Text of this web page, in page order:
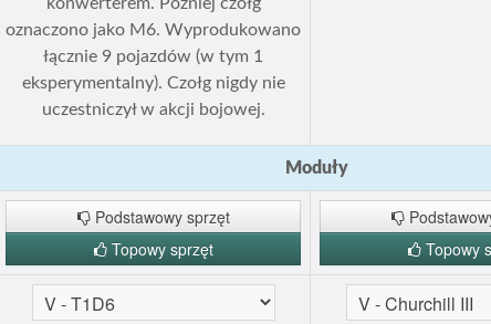
oznaczono jako M6. Wyprodukowano
łącznie 9 pojazdów (w tym 1
eksperymentalny). Czołg nigdy nie
uczestniczył w akcji bojowej.
Moduły
Podstawowy sprzęt
Topowy sprzęt
Topowy